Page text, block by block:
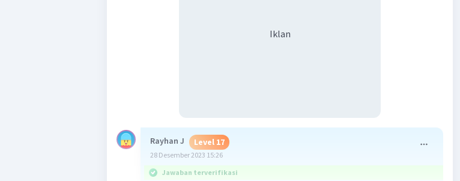
Iklan
Rayhan J Level 17
28 Desember 2023 15:26
Jawaban terverifikasi